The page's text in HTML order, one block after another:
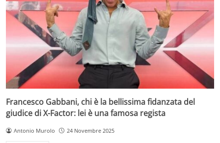
Francesco Gabbani, chi è la bellissima fidanzata del
giudice di X-Factor: lei è una famosa regista
Antonio Murolo 24 Novembre 2025